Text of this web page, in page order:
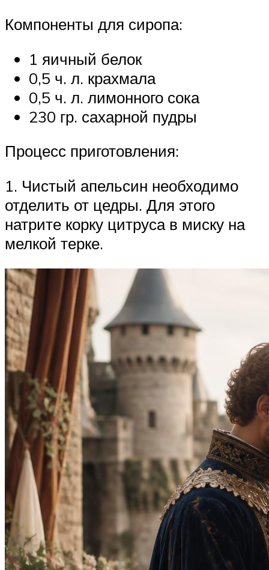
Компоненты для сиропа:
1 яичный белок
0,5 ч. л. крахмала
0,5 ч. л. лимонного сока
230 гр. сахарной пудры
Процесс приготовления:
1. Чистый апельсин необходимо
отделить от цедры. Для этого
натрите корку цитруса в миску на
мелкой терке.